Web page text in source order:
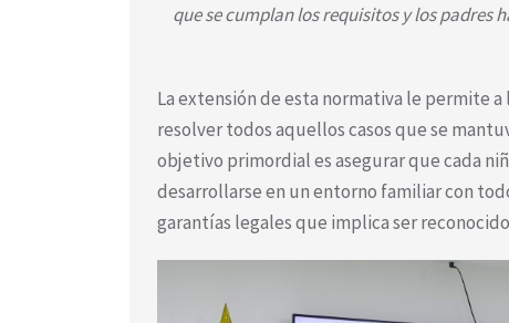
que se cumplan los requisitos y los
La extensión de esta normativa le permite
resolver todos aquellos casos que se
objetivo primordial es asegurar que cada
desarrollarse en un entorno familiar con
garantías legales que implica ser